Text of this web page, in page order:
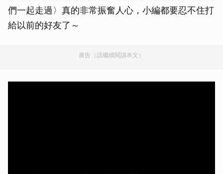
們一起走過〉真的非常振奮人心，小編都要忍不住打
給以前的好友了～
廣告（請繼續閱讀本文）